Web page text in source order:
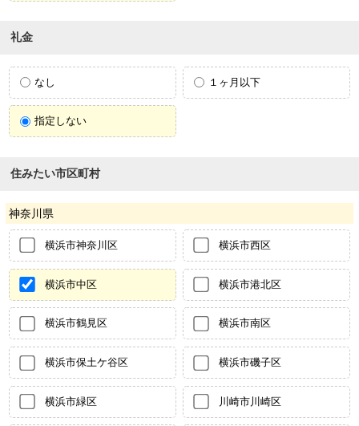
礼金
なし １ヶ月以下
指定しない
住みたい市区町村
神奈川県
横浜市神奈川区 横浜市西区
横浜市中区 横浜市港北区
横浜市鶴見区 横浜市南区
横浜市保土ケ谷区 横浜市磯子区
横浜市緑区 川崎市川崎区